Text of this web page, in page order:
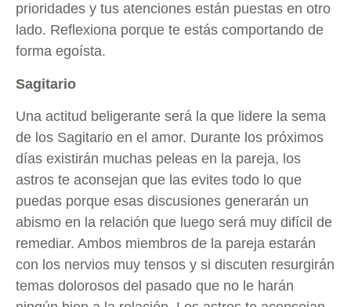
prioridades y tus atenciones están puestas en otro
lado. Reflexiona porque te estás comportando de
forma egoísta.
Sagitario
Una actitud beligerante será la que lidere la sema
de los Sagitario en el amor. Durante los próximos
días existirán muchas peleas en la pareja, los
astros te aconsejan que las evites todo lo que
puedas porque esas discusiones generarán un
abismo en la relación que luego será muy difícil de
remediar. Ambos miembros de la pareja estarán
con los nervios muy tensos y si discuten resurgirán
temas dolorosos del pasado que no le harán